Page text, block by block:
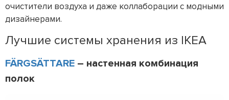
очистители воздуха и даже коллаборации с модными
дизайнерами.
Лучшие системы хранения из IKEA
FÄRGSÄTTARE – настенная комбинация
полок